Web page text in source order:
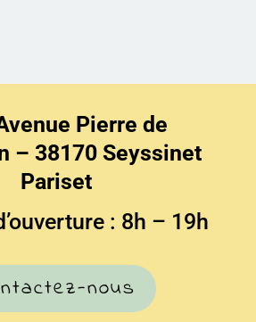
Pierre de
– 38170 Seyssinet
Pariset
: 8h – 19h
nous